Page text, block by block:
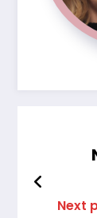
Next